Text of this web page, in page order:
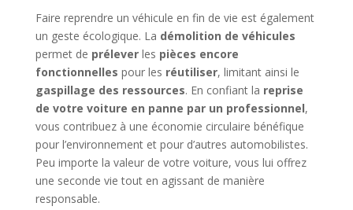
Faire reprendre un véhicule en fin de vie est également
un geste écologique. La démolition de véhicules
permet de préleverles pièces encore
fonctionnelles pour les réutiliser, limitant ainsi le
gaspillage des ressources. En confiant la reprise
de votre voiture en panne par un professionnel,
vous contribuez à une économie circulaire bénéfique
pour l’environnement et pour d’autres automobilistes.
Peu importe la valeur de votre voiture, vous lui offrez
une seconde vie tout en agissant de manière
responsable.